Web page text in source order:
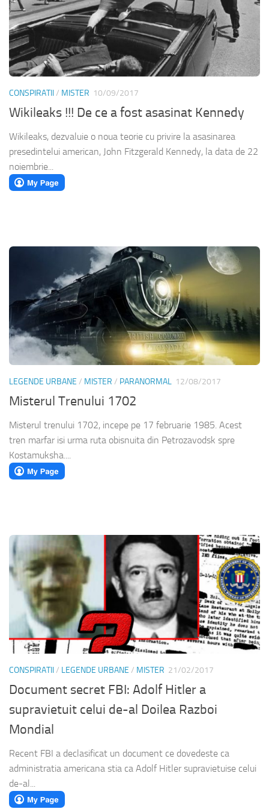
CONSPIRATII/ MISTER 10/09/2017
Wikileaks !!! De ce a fost asasinat Kennedy
Wikileaks, dezvaluie o noua teorie cu privire la asasinarea
presedintelui american, John Fitzgerald Kennedy, la data de 22
noiembrie...
LEGENDE URBANE / MISTER / PARANORMAL 12/08/2017
Misterul Trenului 1702
Misterul trenului 1702, incepe pe 17 februarie 1985. Acest
tren marfar isi urma ruta obisnuita din Petrozavodsk spre
Kostamuksha....
CONSPIRATII/ LEGENDE URBANE / MISTER 21/02/2017
Document secret FBI: Adolf Hitler a
supravietuit celui de-al Doilea Razboi
Mondial
Recent FBI a declasificat un document ce dovedeste ca
administratia americana stia ca Adolf Hitler supravietuise celui
de-al...